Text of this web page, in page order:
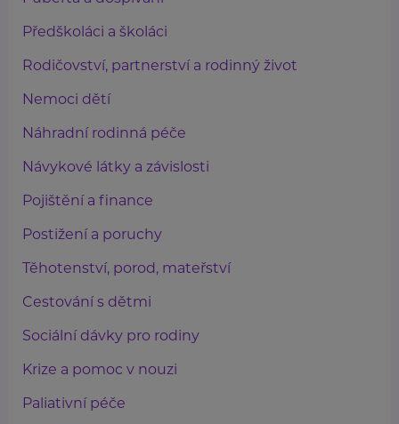
Předškoláci a školáci
Rodičovství, partnerství a rodinný život
Nemoci dětí
Náhradní rodinná péče
Návykové látky a závislosti
Pojištění a finance
Postižení a poruchy
Těhotenství, porod, mateřství
Cestování s dětmi
Sociální dávky pro rodiny
Krize a pomoc v nouzi
Paliativní péče